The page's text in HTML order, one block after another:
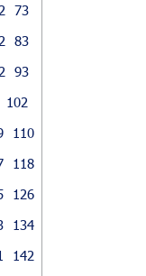
73
83
93
102
110
118
126
134
142